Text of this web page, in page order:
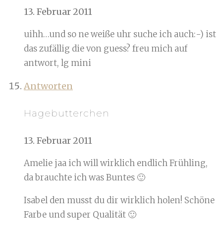
13. Februar 2011
uihh…und so ne weiße uhr suche ich auch:-) ist
das zufällig die von guess? freu mich auf
antwort, lg mini
Antworten
Hagebutterchen
13. Februar 2011
Amelie jaa ich will wirklich endlich Frühling,
da brauchte ich was Buntes 🙂
Isabel den musst du dir wirklich holen! Schöne
Farbe und super Qualität 🙂